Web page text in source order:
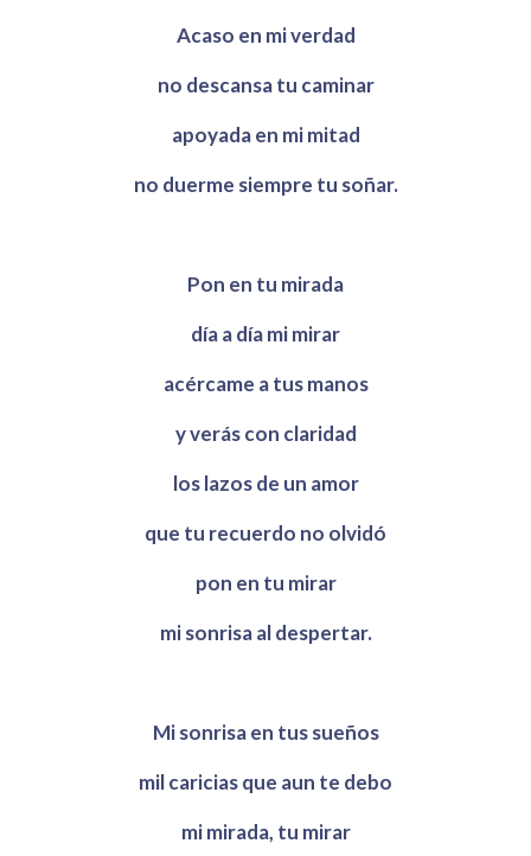
Acaso en mi verdad
no descansa tu caminar
apoyada en mi mitad
no duerme siempre tu soñar.
Pon en tu mirada
día a día mi mirar
acércame a tus manos
y verás con claridad
los lazos de un amor
que tu recuerdo no olvidó
pon en tu mirar
mi sonrisa al despertar.
Mi sonrisa en tus sueños
mil caricias que aun te debo
mi mirada, tu mirar